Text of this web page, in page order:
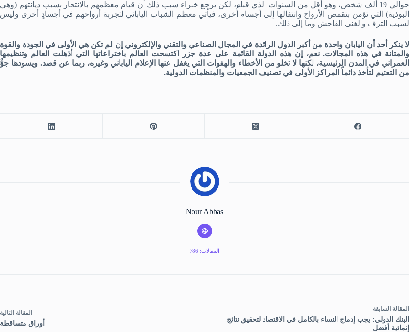
حوالي 19 ألف شخص، وهو أقل من السنوات الذي قبله، لكن يرجع خبراء سبب ذلك أن قيام معظمهم بالانتحار بسبب ديانتهم (وهي
البوذية) التي تؤمن بتقمص الأرواح وانتقالها إلى أجسام أُخرى، فيأتي معظم الشباب الياباني لتجربة أرواحهم في أجسادٍ أخرى وليس
لسبب الترف والغنى الفاحش وما إلى ذلك.
لا ينكر أحد أن اليابان واحدة من أكبر الدول الرائدة في المجال الصناعي والتقني والإلكتروني إن لم تكن هي الأولى في الجودة والقوة
والمتانة في هذه المجالات. نعم، إن هذه الدولة القائمة على عدة جزر اكتسحت العالم باختراعاتها التي أذهلت العالم وتنظيمها
العمراني في المدن الرئيسية، لكنها لا تخلو من الأخطاء والهفوات التي يغفل عنها الإعلام الياباني وغيره، ربما عن قصد. ويسودها جوٌّ
من التعتيم لتأخذ دائماً المراكز الأولى في تصنيف الجمعيات والمنظمات الدولية.
Nour Abbas
المقالات: 786
المقالة السابقة
البنك الدولي: يجب إدماج النساء بالكامل في الاقتصاد لتحقيق نتائج
إنمائية أفضل
المقالة التالية
أوراق متساقطة